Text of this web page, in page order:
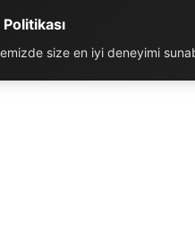
size en iyi deneyimi